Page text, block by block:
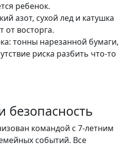
ребенок.
азот, сухой лед и катушка
от восторга.
тонны нарезанной бумаги,
риска разбить что-то
безопасность
командой с 7-летним
событий. Все